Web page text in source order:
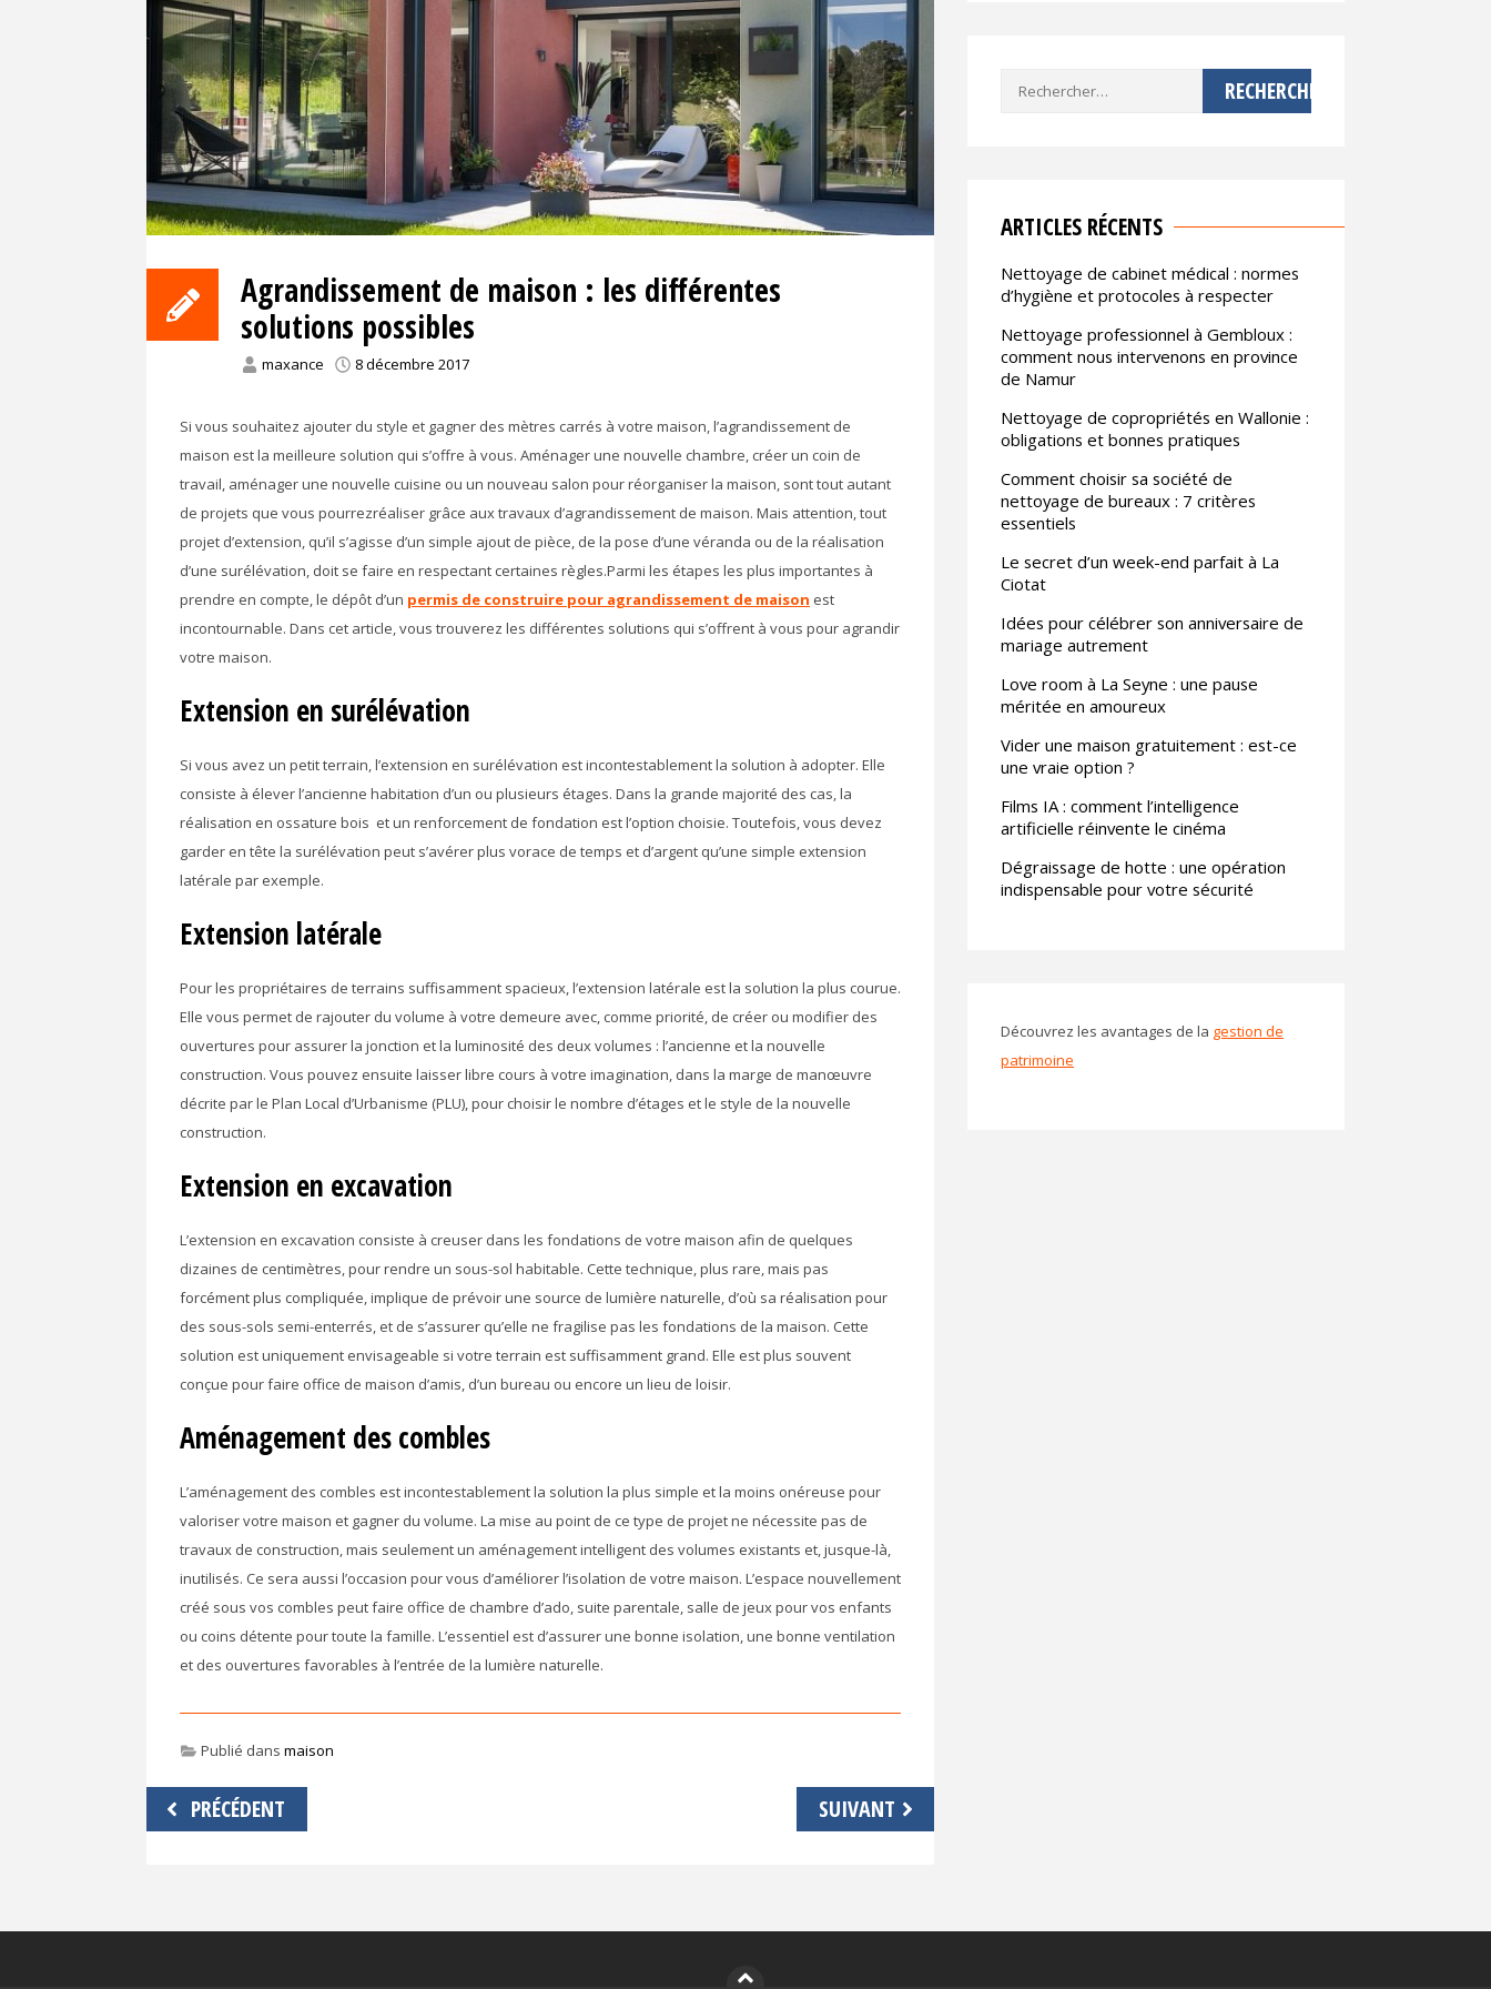
Agrandissement de maison : les différentes
solutions possibles
maxance 8 décembre 2017
Si vous souhaitez ajouter du style et gagner des mètres carrés à votre maison, l’agrandissement de
maison est la meilleure solution qui s’offre à vous. Aménager une nouvelle chambre, créer un coin de
travail, aménager une nouvelle cuisine ou un nouveau salon pour réorganiser la maison, sont tout autant
de projets que vous pourrezréaliser grâce aux travaux d’agrandissement de maison. Mais attention, tout
projet d’extension, qu’il s’agisse d’un simple ajout de pièce, de la pose d’une véranda ou de la réalisation
d’une surélévation, doit se faire en respectant certaines règles.Parmi les étapes les plus importantes à
prendre en compte, le dépôt d’un permis de construire pour agrandissement de maison est
incontournable. Dans cet article, vous trouverez les différentes solutions qui s’offrent à vous pour agrandir
votre maison.
Extension en surélévation
Si vous avez un petit terrain, l’extension en surélévation est incontestablement la solution à adopter. Elle
consiste à élever l’ancienne habitation d’un ou plusieurs étages. Dans la grande majorité des cas, la
réalisation en ossature bois et un renforcement de fondation est l’option choisie. Toutefois, vous devez
garder en tête la surélévation peut s’avérer plus vorace de temps et d’argent qu’une simple extension
latérale par exemple.
Extension latérale
Pour les propriétaires de terrains suffisamment spacieux, l’extension latérale est la solution la plus courue.
Elle vous permet de rajouter du volume à votre demeure avec, comme priorité, de créer ou modifier des
ouvertures pour assurer la jonction et la luminosité des deux volumes : l’ancienne et la nouvelle
construction. Vous pouvez ensuite laisser libre cours à votre imagination, dans la marge de manœuvre
décrite par le Plan Local d’Urbanisme (PLU), pour choisir le nombre d’étages et le style de la nouvelle
construction.
Extension en excavation
L’extension en excavation consiste à creuser dans les fondations de votre maison afin de quelques
dizaines de centimètres, pour rendre un sous-sol habitable. Cette technique, plus rare, mais pas
forcément plus compliquée, implique de prévoir une source de lumière naturelle, d’où sa réalisation pour
des sous-sols semi-enterrés, et de s’assurer qu’elle ne fragilise pas les fondations de la maison. Cette
solution est uniquement envisageable si votre terrain est suffisamment grand. Elle est plus souvent
conçue pour faire office de maison d’amis, d’un bureau ou encore un lieu de loisir.
Aménagement des combles
L’aménagement des combles est incontestablement la solution la plus simple et la moins onéreuse pour
valoriser votre maison et gagner du volume. La mise au point de ce type de projet ne nécessite pas de
travaux de construction, mais seulement un aménagement intelligent des volumes existants et, jusque-là,
inutilisés. Ce sera aussi l’occasion pour vous d’améliorer l’isolation de votre maison. L’espace nouvellement
créé sous vos combles peut faire office de chambre d’ado, suite parentale, salle de jeux pour vos enfants
ou coins détente pour toute la famille. L’essentiel est d’assurer une bonne isolation, une bonne ventilation
et des ouvertures favorables à l’entrée de la lumière naturelle.
Publié dans maison
Navigation
de
PRÉCÉDENT SUIVANT
Rechercher :
ARTICLES RÉCENTS
Nettoyage de cabinet médical : normes
d’hygiène et protocoles à respecter
Nettoyage professionnel à Gembloux :
comment nous intervenons en province
de Namur
Nettoyage de copropriétés en Wallonie :
obligations et bonnes pratiques
Comment choisir sa société de
nettoyage de bureaux : 7 critères
essentiels
Le secret d’un week-end parfait à La
Ciotat
Idées pour célébrer son anniversaire de
mariage autrement
Love room à La Seyne : une pause
méritée en amoureux
Vider une maison gratuitement : est-ce
une vraie option ?
Films IA : comment l’intelligence
artificielle réinvente le cinéma
Dégraissage de hotte : une opération
indispensable pour votre sécurité
Découvrez les avantages de la gestion de
patrimoine